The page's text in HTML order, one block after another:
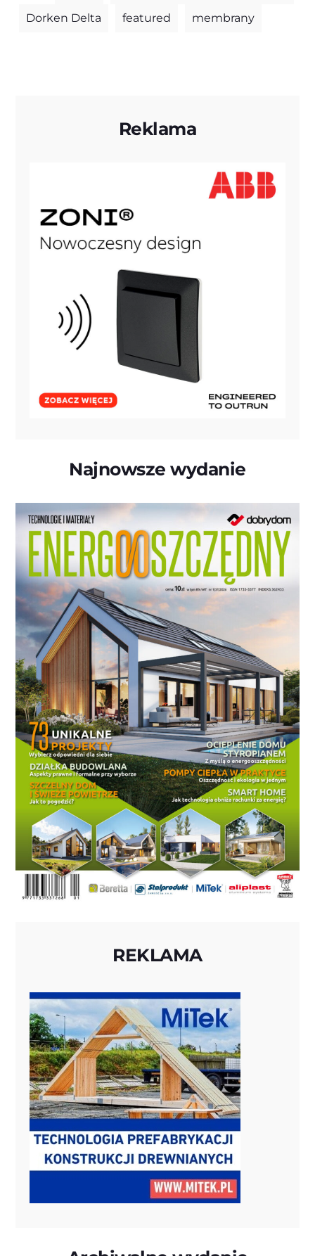
Dorken Delta featured membrany
Reklama
Najnowsze wydanie
REKLAMA